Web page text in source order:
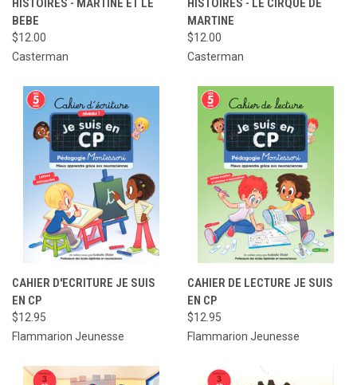
HISTOIRES - MARTINE ET LE
BEBE
$12.00
Casterman
HISTOIRES - LE CIRQUE DE
MARTINE
$12.00
Casterman
CAHIER D'ECRITURE JE SUIS
EN CP
$12.95
Flammarion Jeunesse
CAHIER DE LECTURE JE SUIS
EN CP
$12.95
Flammarion Jeunesse